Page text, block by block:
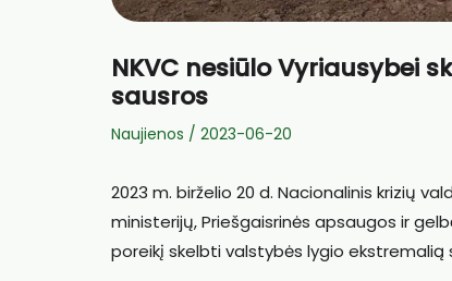
NKVC nesiūlo Vyriausybei
sausros
Naujienos / 2023-06-20
2023 m. birželio 20 d. Nacionalinis krizių
ministerijų, Priešgaisrinės apsaugos ir
poreikį skelbti valstybės lygio ekstremalią